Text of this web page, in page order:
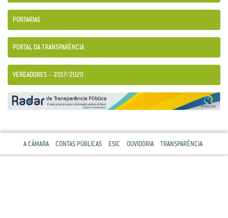
PORTARIAS
PORTAL DA TRANSPARÊNCIA
VEREADORES – 2017/2020
A CÂMARA CONTAS PÚBLICAS ESIC OUVIDORIA TRANSPARÊNCIA